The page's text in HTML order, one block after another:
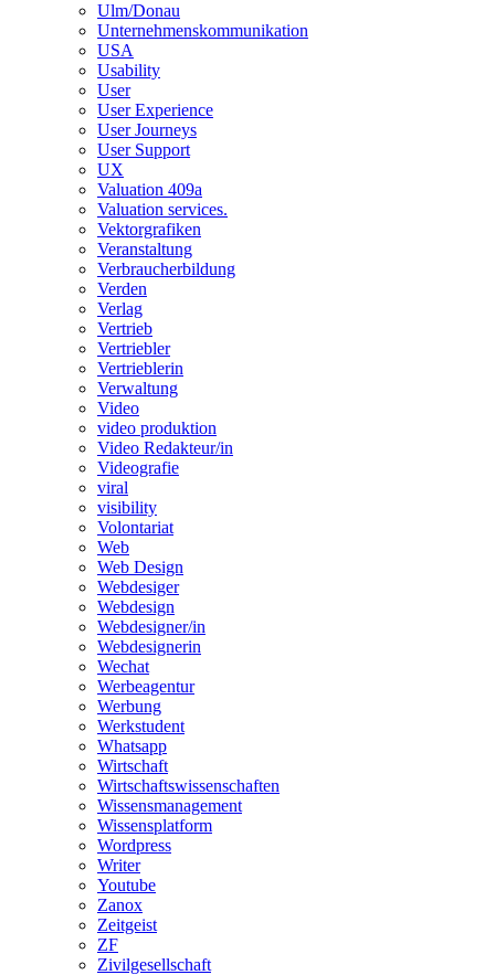
Ulm/Donau
Unternehmenskommunikation
USA
Usability
User
User Experience
User Journeys
User Support
UX
Valuation 409a
Valuation services.
Vektorgrafiken
Veranstaltung
Verbraucherbildung
Verden
Verlag
Vertrieb
Vertriebler
Vertrieblerin
Verwaltung
Video
video produktion
Video Redakteur/in
Videografie
viral
visibility
Volontariat
Web
Web Design
Webdesiger
Webdesign
Webdesigner/in
Webdesignerin
Wechat
Werbeagentur
Werbung
Werkstudent
Whatsapp
Wirtschaft
Wirtschaftswissenschaften
Wissensmanagement
Wissensplatform
Wordpress
Writer
Youtube
Zanox
Zeitgeist
ZF
Zivilgesellschaft